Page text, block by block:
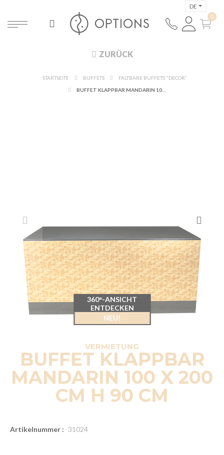
DE
ZURÜCK
STARTSEITE BUFFETS
FALTBARE BUFFETS "DECOR”
VERMIETUNG
BUFFET KLAPPBAR
MANDARIN 100 X 200
CM H 90 CM
Artikelnummer : 31024
360°-ANSICHT
ENTDECKEN
NEU!